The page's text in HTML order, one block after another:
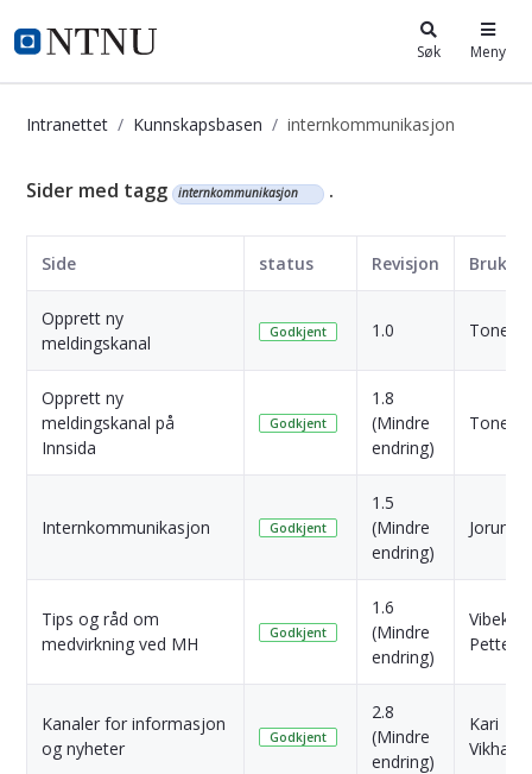
i.ntnu.no Søk Meny
Intranettet Kunnskapsbasen internkommunikasjon
Kunnskapsbasen
Sider med tagg internkommunikasjon .
Side status Revisjon Bruker
Opprett ny
meldingskanal
Godkjent 1.0 Tone
Opprett ny
meldingskanal på
Innsida
Godkjent
1.8
(Mindre
endring)
Tone
Internkommunikasjon Godkjent
1.5
(Mindre
endring)
Jorunn
Tips og råd om
medvirkning ved MH
Godkjent
1.6
(Mindre
endring)
Vibeke
Kanaler for informasjon
og nyheter
Godkjent
2.8
(Mindre
endring)
Kari